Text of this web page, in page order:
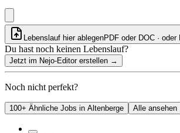
Lebenslauf hier ablegenPDF oder DOC · oder
Du hast noch keinen Lebenslauf?
Jetzt im Nejo-Editor erstellen →
Noch nicht perfekt?
100+ Ähnliche Jobs in Altenberge Alle ansehen